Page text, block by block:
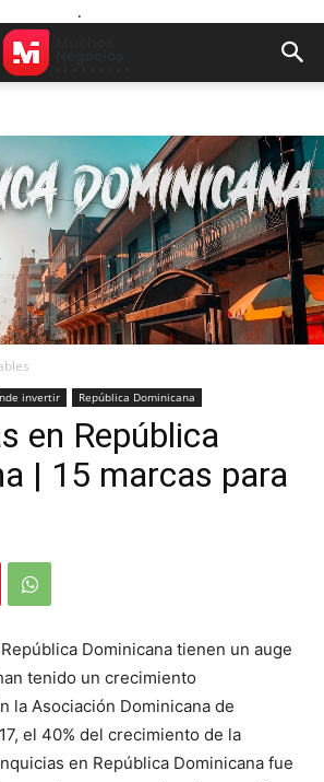
.
invertir República Dominicana
en República
| 15 marcas para
Dominicana tienen un auge
tenido un crecimiento
la Asociación Dominicana de
el 40% del crecimiento de la
en República Dominicana fue